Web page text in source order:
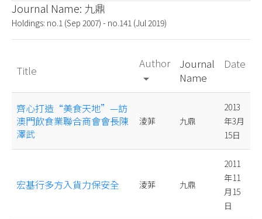
Journal Name: 九鼎
Holdings: no.1 (Sep 2007) - no.141 (Jul 2019)
Title
Author
arrow_drop_down
Journal
Name
Date
齊心打造“美食天地”—訪
澳門飲食業聯合商會會長陳
澤武
淩菲 九鼎
2013
年3月
15日
宏基行多方入貨力保安全 淩菲 九鼎
2011
年11
月15
日